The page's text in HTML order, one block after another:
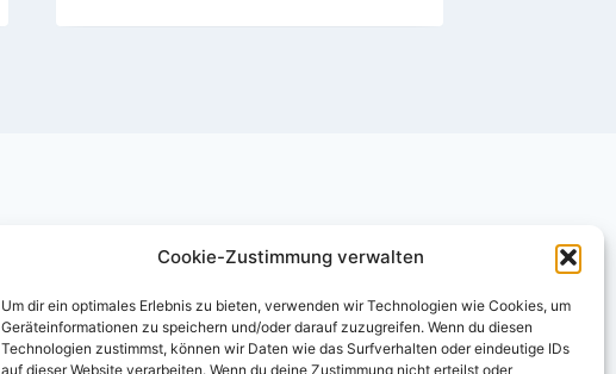
Cookie-Zustimmung verwalten
Um dir ein optimales Erlebnis zu bieten, verwenden wir Technologien wie Cookies, um
Geräteinformationen zu speichern und/oder darauf zuzugreifen. Wenn du diesen
Technologien zustimmst, können wir Daten wie das Surfverhalten oder eindeutige IDs
auf dieser Website verarbeiten. Wenn du deine Zustimmung nicht erteilst oder